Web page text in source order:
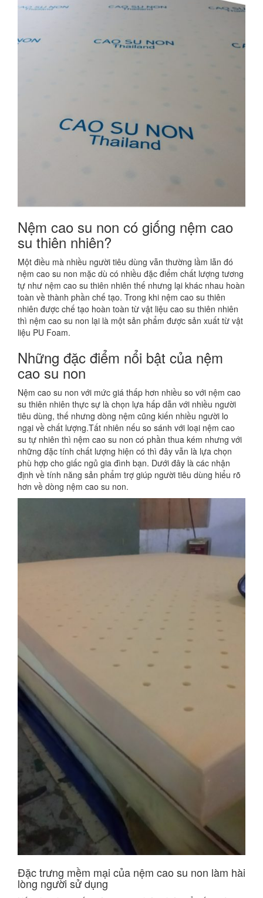
Nệm cao su non có giống nệm cao
su thiên nhiên?
Một điều mà nhiều người tiêu dùng vẫn thường lầm lẫn đó
nệm cao su non mặc dù có nhiều đặc điểm chất lượng tương
tự như nệm cao su thiên nhiên thế nhưng lại khác nhau hoàn
toàn về thành phần chế tạo. Trong khi nệm cao su thiên
nhiên được chế tạo hoàn toàn từ vật liệu cao su thiên nhiên
thì nệm cao su non lại là một sản phẩm được sản xuất từ vật
liệu PU Foam.
Những đặc điểm nổi bật của nệm
cao su non
Nệm cao su non với mức giá thấp hơn nhiều so với nệm cao
su thiên nhiên thực sự là chọn lựa hấp dẫn với nhiều người
tiêu dùng, thế nhưng dòng nệm cũng kiến nhiều người lo
ngại về chất lượng.Tất nhiên nếu so sánh với loại nệm cao
su tự nhiên thì nệm cao su non có phần thua kém nhưng với
những đặc tính chất lượng hiện có thì đây vẫn là lựa chọn
phù hợp cho giấc ngủ gia đình bạn. Dưới đây là các nhận
định về tính năng sản phẩm trợ giúp người tiêu dùng hiểu rõ
hơn về dòng nệm cao su non.
Đặc trưng mềm mại của nệm cao su non làm hài
lòng người sử dụng